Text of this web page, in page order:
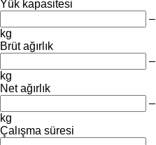
Yük kapasitesi
–
kg
Brüt ağırlık
–
kg
Net ağırlık
–
kg
Çalışma süresi